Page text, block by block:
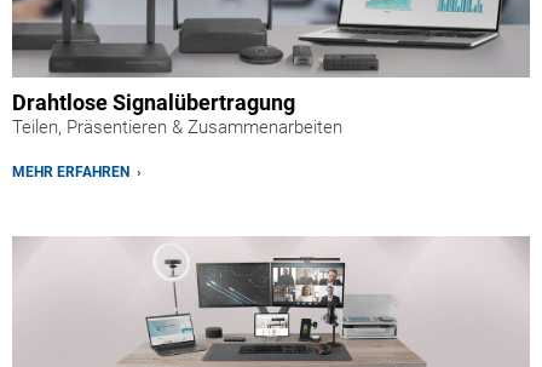
Drahtlose Signalübertragung
Teilen, Präsentieren & Zusammenarbeiten
MEHR ERFAHREN ›